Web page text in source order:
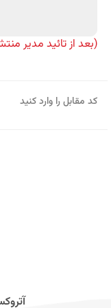
(بعد از تائید مدیر
کد مقابل را وارد کنید